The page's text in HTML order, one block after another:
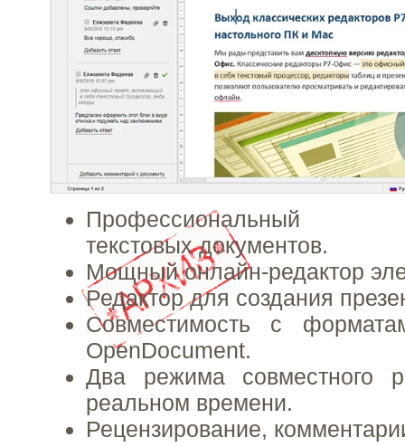
Профессиональный
текстовых документов.
Мощный онлайн-редактор
Редактор для создания
Совместимость с
OpenDocument.
Два режима совместного
реальном времени.
Рецензирование,